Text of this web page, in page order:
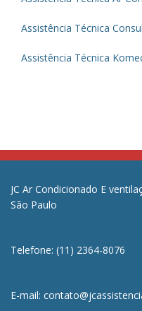
Assistência Técnica
Assistência Técnica
JC Ar Condicionado E
São Paulo
Telefone: (11) 2364-8076
E-mail: